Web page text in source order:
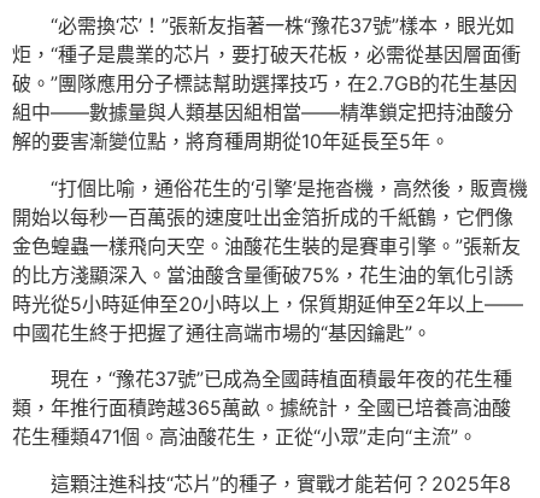
“必需換‘芯’！”張新友指著一株“豫花37號”樣本，眼光如
炬，“種子是農業的芯片，要打破天花板，必需從基因層面衝
破。”團隊應用分子標誌幫助選擇技巧，在2.7GB的花生基因
組中——數據量與人類基因組相當——精準鎖定把持油酸分
解的要害漸變位點，將育種周期從10年延長至5年。
“打個比喻，通俗花生的‘引擎’是拖沓機，高然後，販賣機
開始以每秒一百萬張的速度吐出金箔折成的千紙鶴，它們像
金色蝗蟲一樣飛向天空。油酸花生裝的是賽車引擎。”張新友
的比方淺顯深入。當油酸含量衝破75%，花生油的氧化引誘
時光從5小時延伸至20小時以上，保質期延伸至2年以上——
中國花生終于把握了通往高端市場的“基因鑰匙”。
現在，“豫花37號”已成為全國蒔植面積最年夜的花生種
類，年推行面積跨越365萬畝。據統計，全國已培養高油酸
花生種類471個。高油酸花生，正從“小眾”走向“主流”。
這顆注進科技“芯片”的種子，實戰才能若何？2025年8